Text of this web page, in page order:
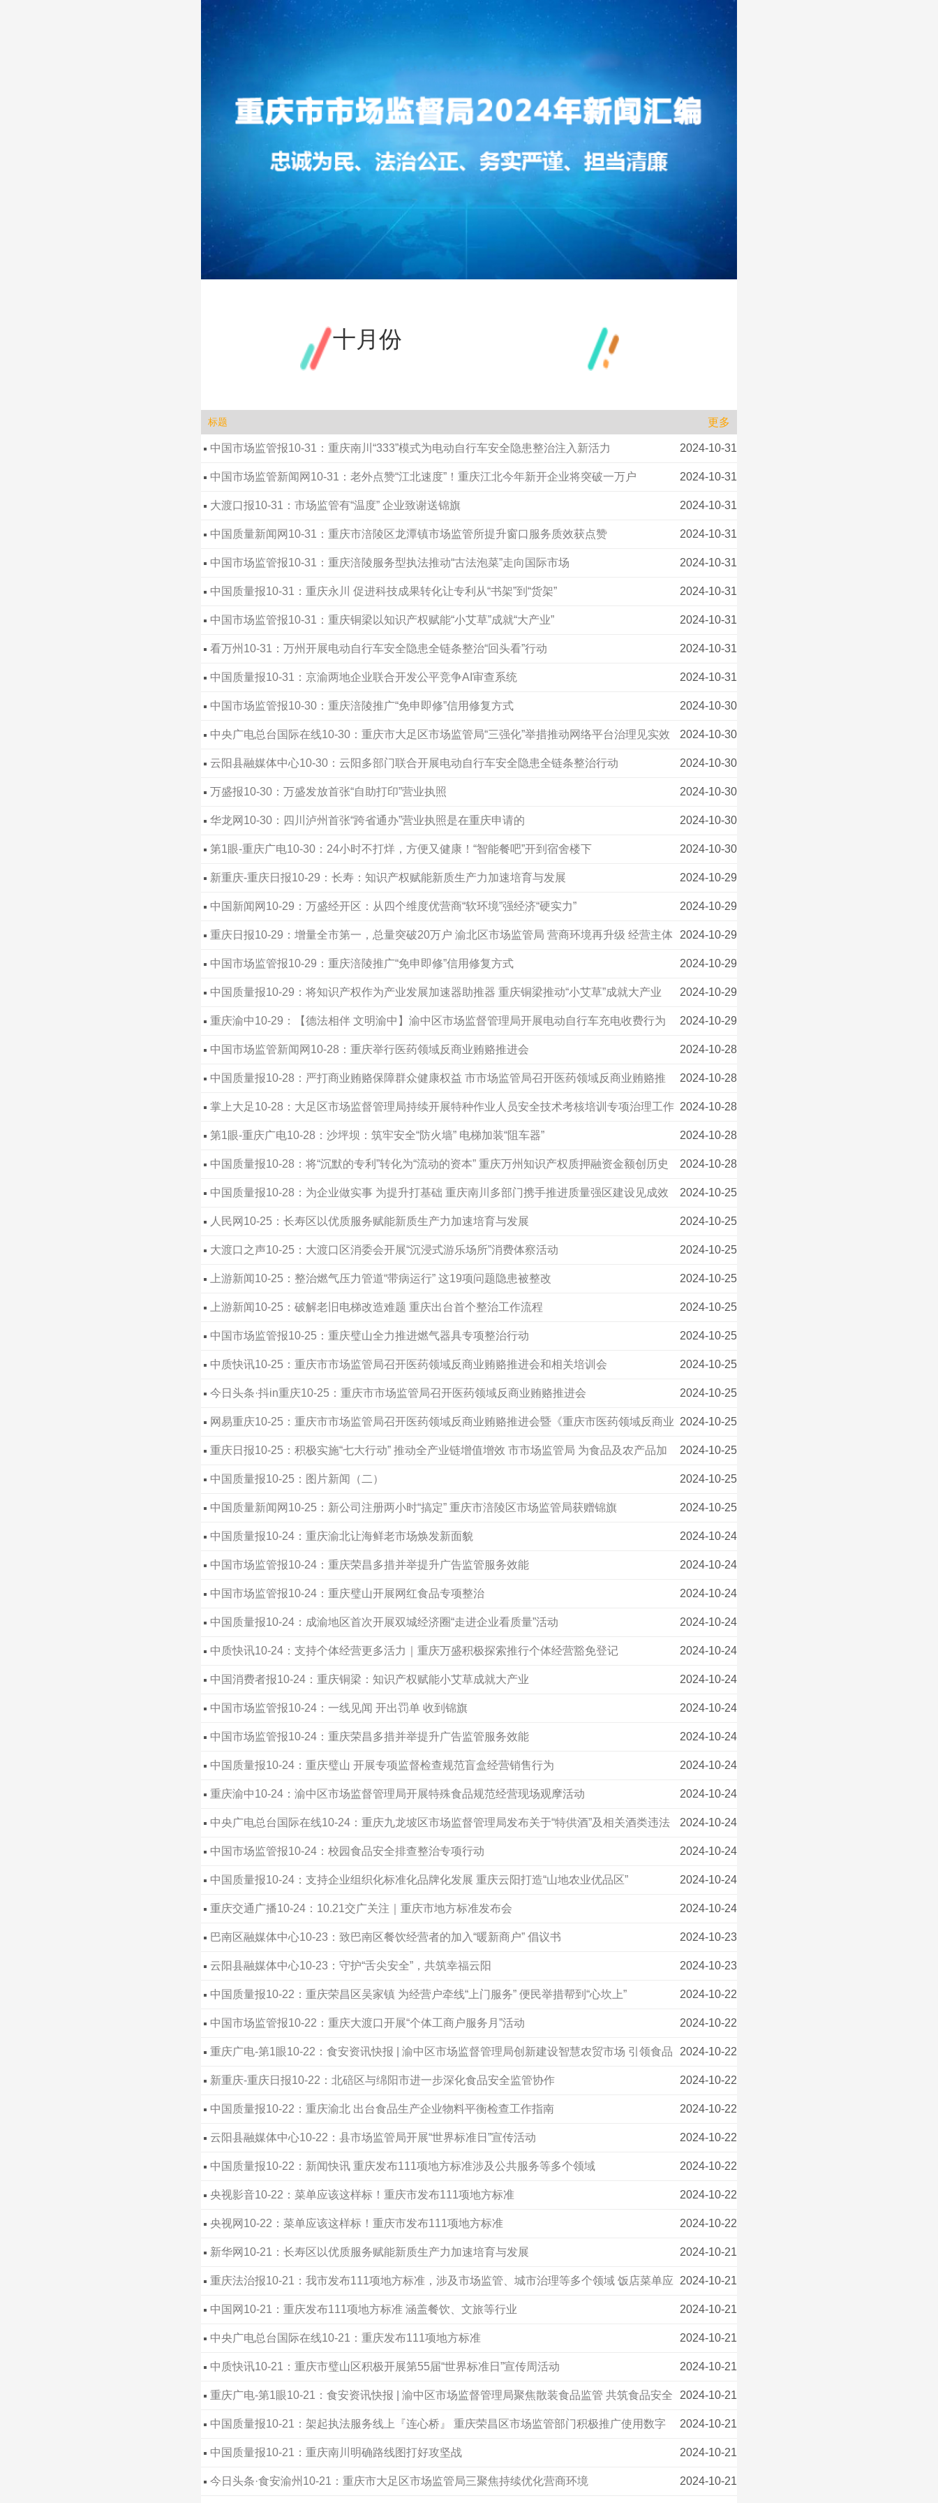
十月份
标题 更多
2024-10-31
中国市场监管报10-31：重庆南川“333”模式为电动自行车安全隐患整治注入新活力
2024-10-31
中国市场监管新闻网10-31：老外点赞“江北速度”！重庆江北今年新开企业将突破一万户
2024-10-31
大渡口报10-31：市场监管有“温度” 企业致谢送锦旗
2024-10-31
中国质量新闻网10-31：重庆市涪陵区龙潭镇市场监管所提升窗口服务质效获点赞
2024-10-31
中国市场监管报10-31：重庆涪陵服务型执法推动“古法泡菜”走向国际市场
2024-10-31
中国质量报10-31：重庆永川 促进科技成果转化让专利从“书架”到“货架”
2024-10-31
中国市场监管报10-31：重庆铜梁以知识产权赋能“小艾草”成就“大产业”
2024-10-31
看万州10-31：万州开展电动自行车安全隐患全链条整治“回头看”行动
2024-10-31
中国质量报10-31：京渝两地企业联合开发公平竞争AI审查系统
2024-10-30
中国市场监管报10-30：重庆涪陵推广“免申即修”信用修复方式
2024-10-30
中央广电总台国际在线10-30：重庆市大足区市场监管局“三强化”举措推动网络平台治理见实效
2024-10-30
云阳县融媒体中心10-30：云阳多部门联合开展电动自行车安全隐患全链条整治行动
2024-10-30
万盛报10-30：万盛发放首张“自助打印”营业执照
2024-10-30
华龙网10-30：四川泸州首张“跨省通办”营业执照是在重庆申请的
2024-10-30
第1眼-重庆广电10-30：24小时不打烊，方便又健康！“智能餐吧”开到宿舍楼下
2024-10-29
新重庆-重庆日报10-29：长寿：知识产权赋能新质生产力加速培育与发展
2024-10-29
中国新闻网10-29：万盛经开区：从四个维度优营商“软环境”强经济“硬实力”
2024-10-29
重庆日报10-29：增量全市第一，总量突破20万户 渝北区市场监管局 营商环境再升级 经营主体
发展驶入快车道 2024-10-29
中国市场监管报10-29：重庆涪陵推广“免申即修”信用修复方式
2024-10-29
中国质量报10-29：将知识产权作为产业发展加速器助推器 重庆铜梁推动“小艾草”成就大产业
2024-10-29
重庆渝中10-29：【德法相伴 文明渝中】渝中区市场监督管理局开展电动自行车充电收费行为
专项检查 2024-10-28
中国市场监管新闻网10-28：重庆举行医药领域反商业贿赂推进会
2024-10-28
中国质量报10-28：严打商业贿赂保障群众健康权益 市市场监管局召开医药领域反商业贿赂推
进会 2024-10-28
掌上大足10-28：大足区市场监督管理局持续开展特种作业人员安全技术考核培训专项治理工作
2024-10-28
第1眼-重庆广电10-28：沙坪坝：筑牢安全“防火墙” 电梯加装“阻车器”
2024-10-28
中国质量报10-28：将“沉默的专利”转化为“流动的资本” 重庆万州知识产权质押融资金额创历史
新高 2024-10-25
中国质量报10-28：为企业做实事 为提升打基础 重庆南川多部门携手推进质量强区建设见成效
2024-10-25
人民网10-25：长寿区以优质服务赋能新质生产力加速培育与发展
2024-10-25
大渡口之声10-25：大渡口区消委会开展“沉浸式游乐场所”消费体察活动
2024-10-25
上游新闻10-25：整治燃气压力管道“带病运行” 这19项问题隐患被整改
2024-10-25
上游新闻10-25：破解老旧电梯改造难题 重庆出台首个整治工作流程
2024-10-25
中国市场监管报10-25：重庆璧山全力推进燃气器具专项整治行动
2024-10-25
中质快讯10-25：重庆市市场监管局召开医药领域反商业贿赂推进会和相关培训会
2024-10-25
今日头条·抖in重庆10-25：重庆市市场监管局召开医药领域反商业贿赂推进会
2024-10-25
网易重庆10-25：重庆市市场监管局召开医药领域反商业贿赂推进会暨《重庆市医药领域反商业
贿赂合规指引》培训会 2024-10-25
重庆日报10-25：积极实施“七大行动” 推动全产业链增值增效 市市场监管局 为食品及农产品加
工产业高质量发展赋能添彩 2024-10-25
中国质量报10-25：图片新闻（二）
2024-10-25
中国质量新闻网10-25：新公司注册两小时“搞定” 重庆市涪陵区市场监管局获赠锦旗
2024-10-24
中国质量报10-24：重庆渝北让海鲜老市场焕发新面貌
2024-10-24
中国市场监管报10-24：重庆荣昌多措并举提升广告监管服务效能
2024-10-24
中国市场监管报10-24：重庆璧山开展网红食品专项整治
2024-10-24
中国质量报10-24：成渝地区首次开展双城经济圈“走进企业看质量”活动
2024-10-24
中质快讯10-24：支持个体经营更多活力｜重庆万盛积极探索推行个体经营豁免登记
2024-10-24
中国消费者报10-24：重庆铜梁：知识产权赋能小艾草成就大产业
2024-10-24
中国市场监管报10-24：一线见闻 开出罚单 收到锦旗
2024-10-24
中国市场监管报10-24：重庆荣昌多措并举提升广告监管服务效能
2024-10-24
中国质量报10-24：重庆璧山 开展专项监督检查规范盲盒经营销售行为
2024-10-24
重庆渝中10-24：渝中区市场监督管理局开展特殊食品规范经营现场观摩活动
2024-10-24
中央广电总台国际在线10-24：重庆九龙坡区市场监督管理局发布关于“特供酒”及相关酒类违法
广告的提示 2024-10-24
中国市场监管报10-24：校园食品安全排查整治专项行动
2024-10-24
中国质量报10-24：支持企业组织化标准化品牌化发展 重庆云阳打造“山地农业优品区”
2024-10-24
重庆交通广播10-24：10.21交广关注｜重庆市地方标准发布会
2024-10-23
巴南区融媒体中心10-23：致巴南区餐饮经营者的加入“暖新商户” 倡议书
2024-10-23
云阳县融媒体中心10-23：守护“舌尖安全”，共筑幸福云阳
2024-10-22
中国质量报10-22：重庆荣昌区吴家镇 为经营户牵线“上门服务” 便民举措帮到“心坎上”
2024-10-22
中国市场监管报10-22：重庆大渡口开展“个体工商户服务月”活动
2024-10-22
重庆广电-第1眼10-22：食安资讯快报 | 渝中区市场监督管理局创新建设智慧农贸市场 引领食品
安全新风尚 2024-10-22
新重庆-重庆日报10-22：北碚区与绵阳市进一步深化食品安全监管协作
2024-10-22
中国质量报10-22：重庆渝北 出台食品生产企业物料平衡检查工作指南
2024-10-22
云阳县融媒体中心10-22：县市场监管局开展“世界标准日”宣传活动
2024-10-22
中国质量报10-22：新闻快讯 重庆发布111项地方标准涉及公共服务等多个领域
2024-10-22
央视影音10-22：菜单应该这样标！重庆市发布111项地方标准
2024-10-22
央视网10-22：菜单应该这样标！重庆市发布111项地方标准
2024-10-21
新华网10-21：长寿区以优质服务赋能新质生产力加速培育与发展
2024-10-21
重庆法治报10-21：我市发布111项地方标准，涉及市场监管、城市治理等多个领域 饭店菜单应
标明是否为预制菜 2024-10-21
中国网10-21：重庆发布111项地方标准 涵盖餐饮、文旅等行业
2024-10-21
中央广电总台国际在线10-21：重庆发布111项地方标准
2024-10-21
中质快讯10-21：重庆市璧山区积极开展第55届“世界标准日”宣传周活动
2024-10-21
重庆广电-第1眼10-21：食安资讯快报 | 渝中区市场监督管理局聚焦散装食品监管 共筑食品安全
防线 2024-10-21
中国质量报10-21：架起执法服务线上『连心桥』 重庆荣昌区市场监管部门积极推广使用数字
执法名片 2024-10-21
中国质量报10-21：重庆南川明确路线图打好攻坚战
2024-10-21
今日头条·食安渝州10-21：重庆市大足区市场监管局三聚焦持续优化营商环境